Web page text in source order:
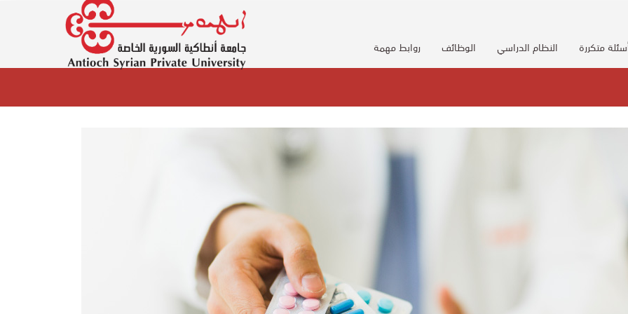
متكررة النظام الدراسي الوظائف روابط مهمة